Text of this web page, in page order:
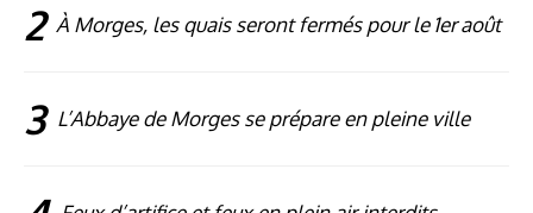
2 À Morges, les quais seront fermés pour le 1er août
3 L’Abbaye de Morges se prépare en pleine ville